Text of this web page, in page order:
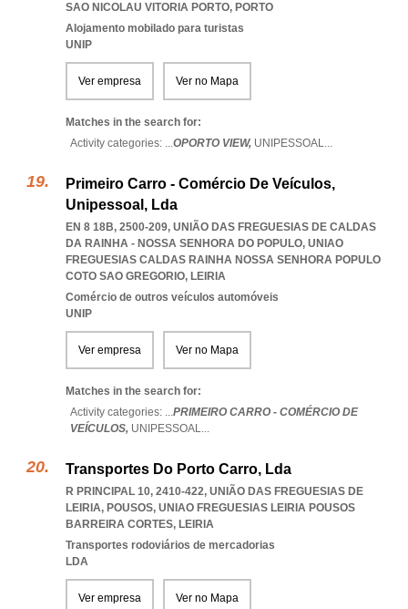
SAO NICOLAU VITORIA PORTO, PORTO
Alojamento mobilado para turistas
UNIP
Ver empresa Ver no Mapa
Matches in the search for:
Activity categories: ...OPORTO VIEW, UNIPESSOAL...
Primeiro Carro - Comércio De Veículos,
Unipessoal, Lda
EN 8 18B, 2500-209, UNIÃO DAS FREGUESIAS DE CALDAS
DA RAINHA - NOSSA SENHORA DO POPULO, UNIAO
FREGUESIAS CALDAS RAINHA NOSSA SENHORA POPULO
COTO SAO GREGORIO, LEIRIA
Comércio de outros veículos automóveis
UNIP
Ver empresa Ver no Mapa
Matches in the search for:
Activity categories: ...PRIMEIRO CARRO - COMÉRCIO DE
VEÍCULOS, UNIPESSOAL...
Transportes Do Porto Carro, Lda
R PRINCIPAL 10, 2410-422, UNIÃO DAS FREGUESIAS DE
LEIRIA, POUSOS, UNIAO FREGUESIAS LEIRIA POUSOS
BARREIRA CORTES, LEIRIA
Transportes rodoviários de mercadorias
LDA
Ver empresa Ver no Mapa